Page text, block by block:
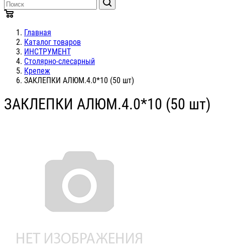
Главная
Каталог товаров
ИНСТРУМЕНТ
Столярно-слесарный
Крепеж
ЗАКЛЕПКИ АЛЮМ.4.0*10 (50 шт)
ЗАКЛЕПКИ АЛЮМ.4.0*10 (50 шт)